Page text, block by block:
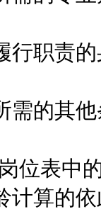
职责的
的其他
表中的
计算的